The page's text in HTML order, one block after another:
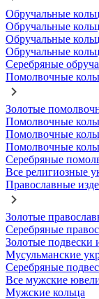
Обручальные
Обручальные
Обручальные
Обручальные
Серебряные
Помолвочные
Золотые
Помолвочные
Помолвочные
Помолвочные
Серебряные
Все религиозные
Православные
Золотые
Серебряные
Золотые подвески
Мусульманские
Серебряные
Все мужские
Мужские кольца